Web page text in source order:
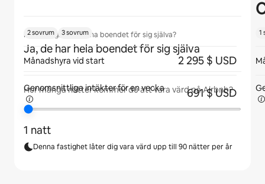
Kommer gäster att ha boendet för sig själva?
Ja, de har hela boendet för sig själva
Hur många nätter kommer du att vara värd på Airbnb?
1 natt
Denna fastighet låter dig vara värd upp till 90 nätter per år
2 sovrum 3 sovrum
Månadshyra vid start 2 295 $ USD
Genomsnittliga intäkter fören vecka 691 $ USD
1